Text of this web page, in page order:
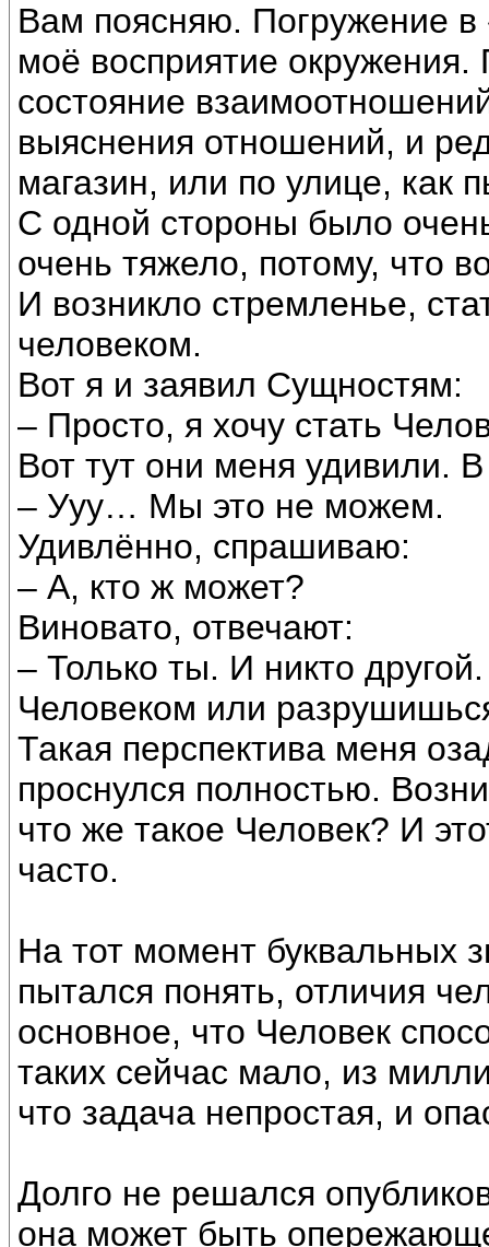
Вам поясняю. Погружение в
моё восприятие
состояние
выяснения отношений, и
магазин, или по улице, как
С одной стороны было
очень тяжело, потому, что
И возникло стремленье,
человеком.
Вот я и заявил Сущностям:
– Просто, я хочу стать
Вот тут они меня удивили.
– Ууу… Мы это не можем.
Удивлённо, спрашиваю:
– А, кто ж может?
Виновато, отвечают:
– Только ты. И никто
Человеком или
Такая перспектива меня
проснулся полностью.
что же такое Человек? И
часто.
На тот момент буквальных
пытался понять, отличия
основное, что Человек
таких сейчас мало, из
что задача непростая, и
Долго не решался
она может быть